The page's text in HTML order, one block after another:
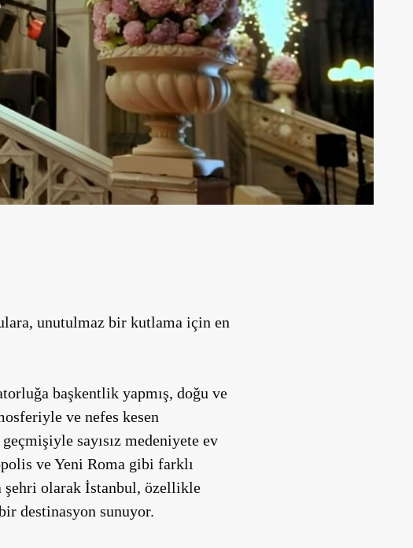
unutulmaz bir kutlama için en
başkentlik yapmış, doğu ve
ve nefes kesen
sayısız medeniyete ev
ve Yeni Roma gibi farklı
şehri olarak İstanbul, özellikle
destinasyon sunuyor.